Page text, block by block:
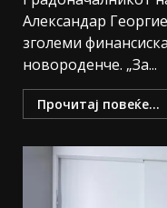
Александар
зголеми
новороденче. „За...
Прочитај повеќе...